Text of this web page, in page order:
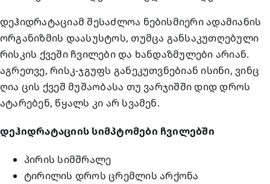
დეჰიდრატაციამ შესაძლოა ნებისმიერი ადამიანის
ორგანიზმის დაასუსტოს, თუმცა განსაკუთღებული
რისკის ქვეში ჩვილები და ხანდაზმულები არიან.
აგრეთვე, რისკ-ჯგუფს განეკუთვნებიან ისინი, ვინც
ღია ცის ქვეშ მუშაობასა თუ ვარჯიშში დიდ დროს
ატარებენ, წყალს კი არ სვამენ.
დეჰიდრატაციის სიმპტომები ჩვილებში
პირის სიმშრალე
ტირილის დროს ცრემლის არქონა